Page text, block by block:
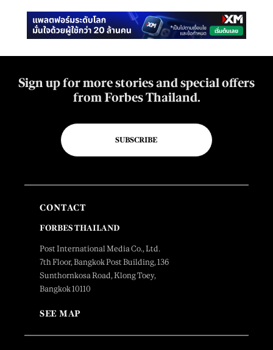
Sign up for more stories and special offers
from Forbes Thailand.
SUBSCRIBE
CONTACT
FORBES THAILAND
Post International Media Co., Ltd.
7th Floor, Bangkok Post Building, 136
Sunthornkosa Road, Klong Toey,
Bangkok 10110
SEE MAP